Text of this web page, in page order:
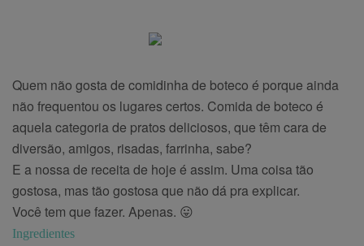
Quem não gosta de comidinha de boteco é porque ainda
não frequentou os lugares certos. Comida de boteco é
aquela categoria de pratos deliciosos, que têm cara de
diversão, amigos, risadas, farrinha, sabe?
E a nossa de receita de hoje é assim. Uma coisa tão
gostosa, mas tão gostosa que não dá pra explicar.
Você tem que fazer. Apenas. 😛
Ingredientes